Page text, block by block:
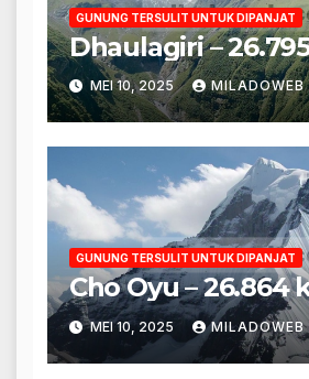
GUNUNG TERSULIT UNTUK DIPANJAT
Dhaulagiri –
MEI 10, 2025 MILADOWEB
GUNUNG TERSULIT UNTUK DIPANJAT
Cho Oyu – 26.864
MEI 10, 2025 MILADOWEB